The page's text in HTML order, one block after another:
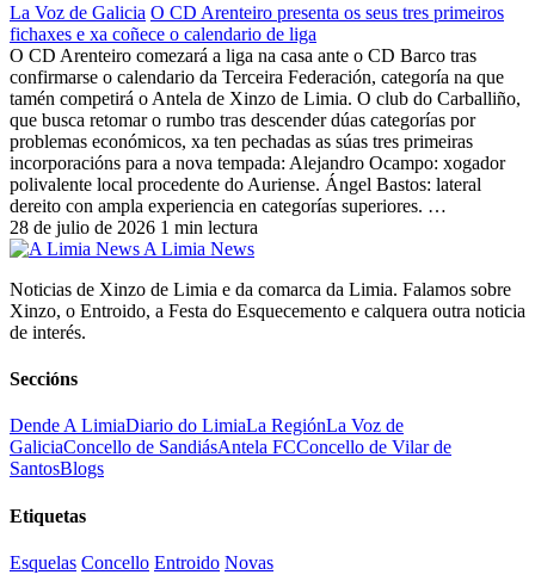
La Voz de Galicia O CD Arenteiro presenta os seus tres primeiros
fichaxes e xa coñece o calendario de liga
O CD Arenteiro comezará a liga na casa ante o CD Barco tras
confirmarse o calendario da Terceira Federación, categoría na que
tamén competirá o Antela de Xinzo de Limia. O club do Carballiño,
que busca retomar o rumbo tras descender dúas categorías por
problemas económicos, xa ten pechadas as súas tres primeiras
incorporacións para a nova tempada: Alejandro Ocampo: xogador
polivalente local procedente do Auriense. Ángel Bastos: lateral
dereito con ampla experiencia en categorías superiores. …
28 de julio de 2026 1 min lectura
A Limia News
Noticias de Xinzo de Limia e da comarca da Limia. Falamos sobre
Xinzo, o Entroido, a Festa do Esquecemento e calquera outra noticia
de interés.
Seccións
Dende A LimiaDiario do LimiaLa RegiónLa Voz de
GaliciaConcello de SandiásAntela FCConcello de Vilar de
SantosBlogs
Etiquetas
Esquelas Concello Entroido Novas